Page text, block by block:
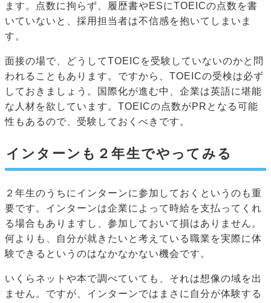
ます。点数に拘らず、履歴書やESにTOEICの点数を書
いていないと、採用担当者は不信感を抱いてしまいま
す。
面接の場で、どうしてTOEICを受験していないのかと問
われることもあります。ですから、TOEICの受検は必ず
しておきましょう。国際化が進む中、企業は英語に堪能
な人材を欲しています。TOEICの点数がPRとなる可能
性もあるので、受験しておくべきです。
インターンも２年生でやってみる
２年生のうちにインターンに参加しておくというのも重
要です。インターンは企業によって時給を支払ってくれ
る場合もありますし、参加しておいて損はありません。
何よりも、自分が就きたいと考えている職業を実際に体
験できるというのはなかなかない機会です。
いくらネットや本で調べていても、それは想像の域を出
ません。ですが、インターンではまさに自分が体験する